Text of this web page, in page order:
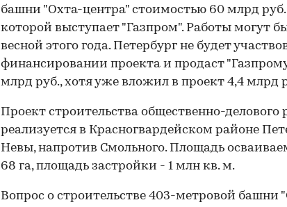
башни "Охта-центра" стоимостью 60 млрд
которой выступает "Газпром". Работы могут
весной этого года. Петербург не будет
финансировании проекта и продаст
млрд руб., хотя уже вложил в проект 4,4 млрд
Проект строительства общественно-
реализуется в Красногвардейском районе
Невы, напротив Смольного. Площадь
68 га, площадь застройки - 1 млн кв. м.
Вопрос о строительстве 403-метровой башни